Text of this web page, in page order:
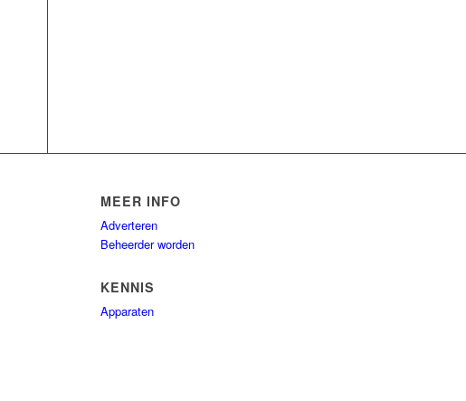
MEER INFO
Adverteren
Beheerder worden
KENNIS
Apparaten